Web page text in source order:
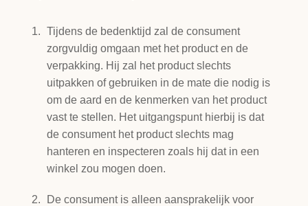
Tijdens de bedenktijd zal de consument
zorgvuldig omgaan met het product en de
verpakking. Hij zal het product slechts
uitpakken of gebruiken in de mate die nodig is
om de aard en de kenmerken van het product
vast te stellen. Het uitgangspunt hierbij is dat
de consument het product slechts mag
hanteren en inspecteren zoals hij dat in een
winkel zou mogen doen.
De consument is alleen aansprakelijk voor